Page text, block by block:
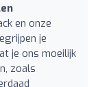
en onze
je
je ons moeilijk
zoals